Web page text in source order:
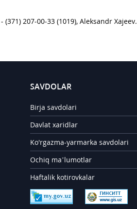
207-00-33 (1019), Aleksandr Xajeev.
SAVDOLAR
Birja savdolari
Davlat xaridlar
Ko'rgazma-yarmarka savdolari
Ochiq ma’lumotlar
Haftalik kotirovkalar